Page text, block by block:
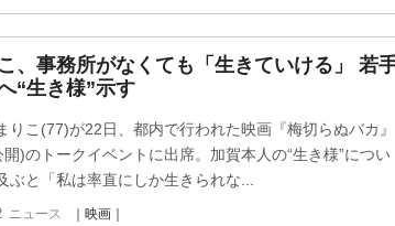
、事務所がなくても「生きていける」 若
“生き様”示す
りこ(77)が22日、都内で行われた映画『梅切らぬバカ』
)のトークイベントに出席。加賀本人の“生き様”につい
ぶと「私は率直にしか生きられな...
ニュース ｜映画｜